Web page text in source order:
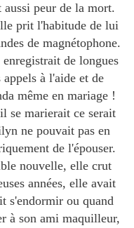
peur de la mort.
prit l'habitude de lui
de magnétophone.
de longues
à l'aide et de
même en mariage !
se marierait ce serait
ne pouvait pas en
de l'épouser.
nouvelle, elle crut
années, elle avait
s'endormir ou quand
à son ami maquilleur,